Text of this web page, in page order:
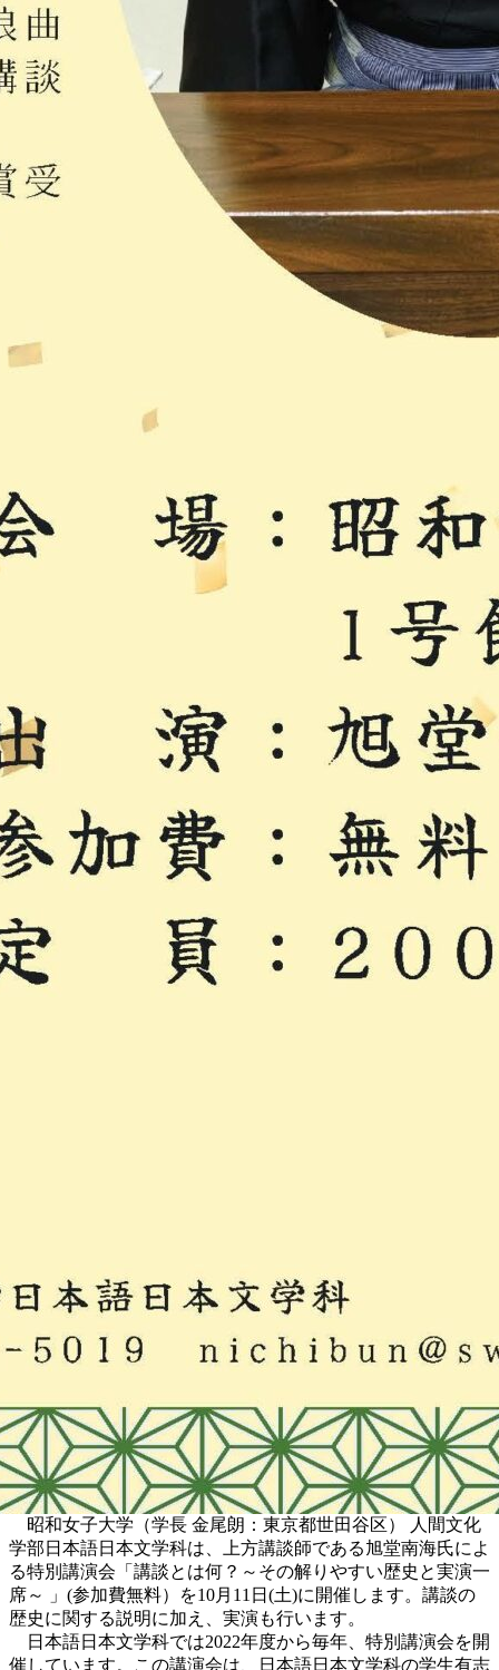
昭和女子大学（学長 金尾朗：東京都世田谷区） 人間文化
学部日本語日本文学科は、上方講談師である旭堂南海氏によ
る特別講演会「講談とは何？～その解りやすい歴史と実演一
席～ 」(参加費無料）を10月11日(土)に開催します。講談の
歴史に関する説明に加え、実演も行います。
日本語日本文学科では2022年度から毎年、特別講演会を開
催しています。この講演会は、日本語日本文学科の学生有志